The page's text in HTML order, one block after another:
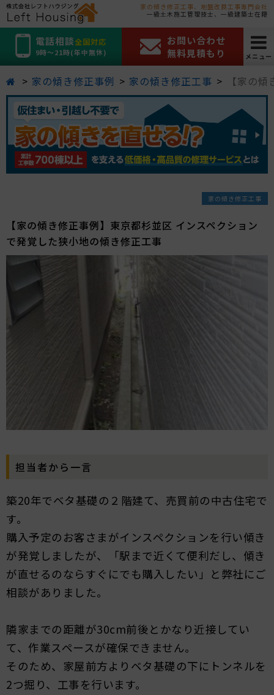
家の傾き修正工事、地盤改良工事専門会社
一級土木施工管理技士、一級建築士在籍
電話相談全国対応
9時～21時(年中無休)
お問い合わせ
無料見積もり
メニュー
家の傾き修正事例 家の傾き修正工事 【家の
家の傾き修正工事
【家の傾き修正事例】東京都杉並区 インスペクション
で発覚した狭小地の傾き修正工事
担当者から一言
築20年でベタ基礎の２階建て、売買前の中古住宅で
す。
購入予定のお客さまがインスペクションを行い傾き
が発覚しましたが、「駅まで近くて便利だし、傾き
が直せるのならすぐにでも購入したい」と弊社にご
相談がありました。
隣家までの距離が30cm前後とかなり近接してい
て、作業スペースが確保できません。
そのため、家屋前方よりベタ基礎の下にトンネルを
2つ掘り、工事を行います。